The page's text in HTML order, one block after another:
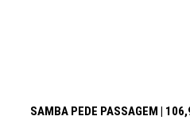
SAMBA PEDE PASSAGEM |